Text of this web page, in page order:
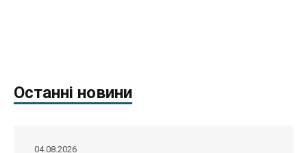
Останні новини
04.08.2026